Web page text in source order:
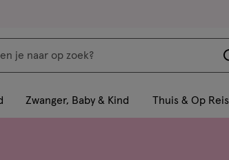
Zwanger, Baby & Kind Thuis & Op Reis